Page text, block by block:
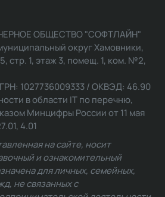
ОБЩЕСТВО "СОФТЛАЙН"
округ Хамовники,
стр. 1, этаж 3, помещ. 1, ком. №2,
1027736009333 / ОКВЭД: 46.90
в области IT по перечню,
Минцифры России от 11 мая
4.01
на сайте, носит
и ознакомительный
для личных, семейных,
не связанных с